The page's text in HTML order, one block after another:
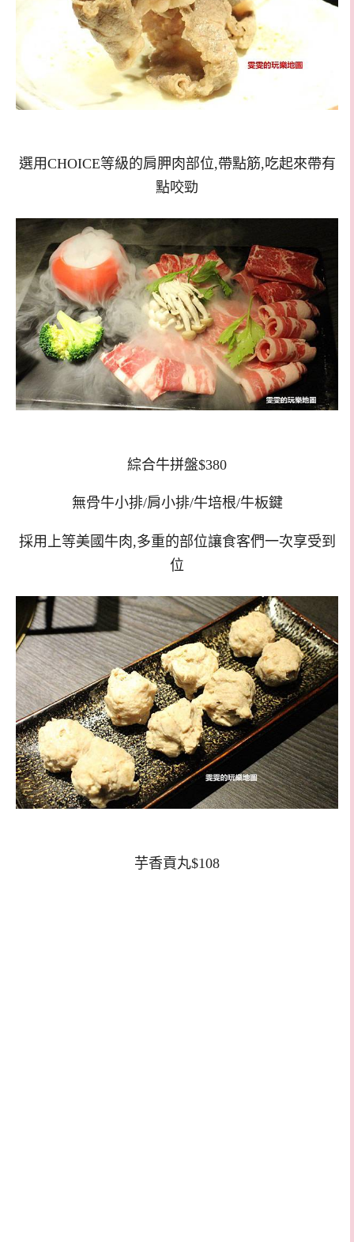
選用CHOICE等級的肩胛肉部位,帶點筋,吃起來帶有
點咬勁
綜合牛拼盤$380
無骨牛小排/肩小排/牛培根/牛板鍵
採用上等美國牛肉,多重的部位讓食客們一次享受到
位
芋香貢丸$108